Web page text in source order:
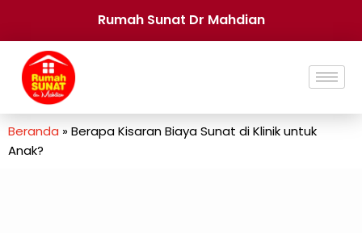
Rumah Sunat Dr Mahdian
Beranda »Berapa Kisaran Biaya Sunat di Klinik untuk
Anak?